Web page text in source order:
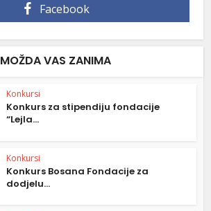
Facebook
MOŽDA VAS ZANIMA
Konkursi
Konkurs za stipendiju fondacije
“Lejla...
Konkursi
Konkurs Bosana Fondacije za
dodjelu...